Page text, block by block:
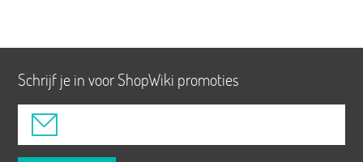
Schrijf je in voor ShopWiki promoties